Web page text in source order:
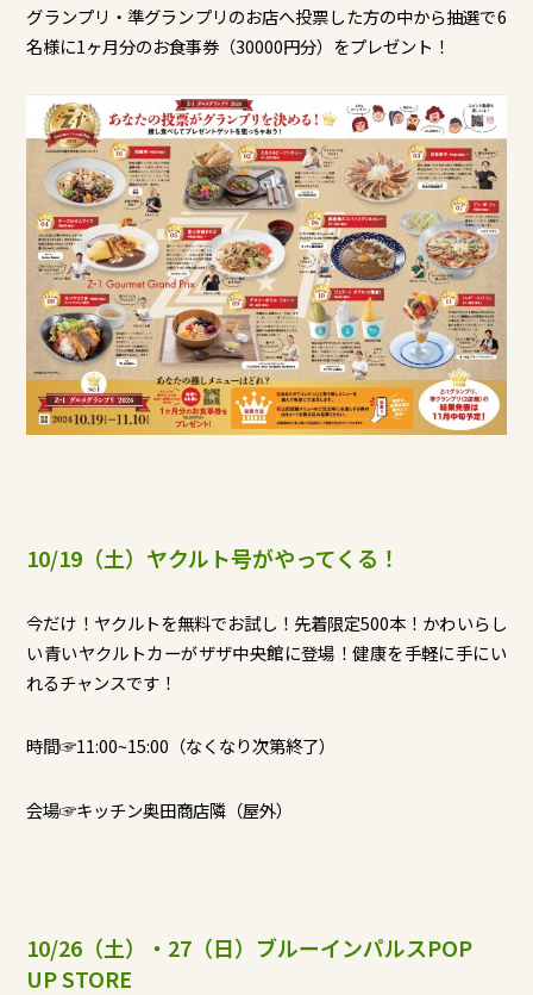
グランプリ・準グランプリのお店へ投票した方の中から抽選で6
名様に1ヶ月分のお食事券（30000円分）をプレゼント！
10/19（土）ヤクルト号がやってくる！
今だけ！ヤクルトを無料でお試し！先着限定500本！かわいらし
い青いヤクルトカーがザザ中央館に登場！健康を手軽に手にい
れるチャンスです！
時間☞11:00~15:00（なくなり次第終了）
会場☞キッチン奥田商店隣（屋外）
10/26（土）・27（日）ブルーインパルスPOP
UP STORE